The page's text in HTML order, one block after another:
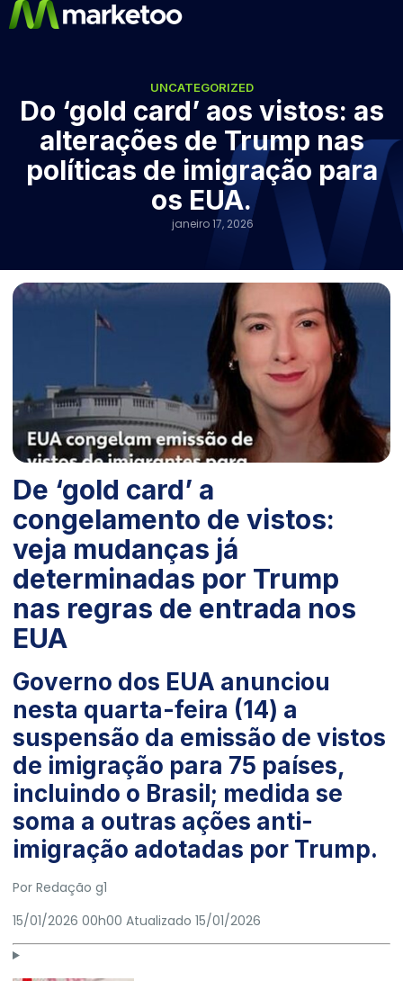
UNCATEGORIZED
Do ‘gold card’ aos vistos: as
alterações de Trump nas
políticas de imigração para
os EUA.
janeiro 17, 2026
De ‘gold card’ a
congelamento de vistos:
veja mudanças já
determinadas por Trump
nas regras de entrada nos
EUA
Governo dos EUA anunciou
nesta quarta-feira (14) a
suspensão da emissão de vistos
de imigração para 75 países,
incluindo o Brasil; medida se
soma a outras ações anti-
imigração adotadas por Trump.
Por Redação g1
15/01/2026 00h00 Atualizado 15/01/2026